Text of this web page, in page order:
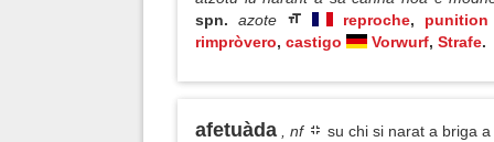
spn.azote reproche,
punition
rimpròvero, castigo Vorwurf, Strafe.
afetuàda , nf
su chi si narat a briga